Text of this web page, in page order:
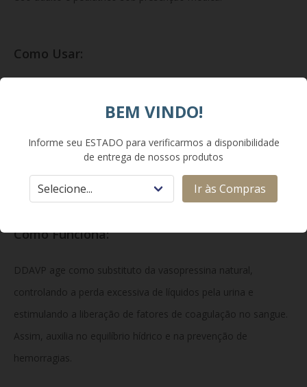
Como Usar:
ser administrado por via intravenosa ou subcutânea. A
diurese ou prevenção de sangramentos). Deve ser aplicado
exclusivamente por profissional de saúde habilitado.
Como Funciona:
DDAVP age como substituto da vasopressina natural,
controlando a perda excessiva de líquidos pela urina e
estimulando a liberação de fatores de coagulação no sangue.
Assim, auxilia no equilíbrio hídrico e na prevenção de
hemorragias.
BEM VINDO!
Informe seu ESTADO para verificarmos a disponibilidade
de entrega de nossos produtos
Ir às Compras